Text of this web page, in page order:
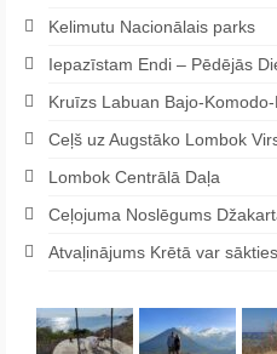
Kelimutu Nacionālais parks
Iepazīstam Endi – Pēdējās
Kruīzs Labuan Bajo-
Ceļš uz Augstāko Lombok
Lombok Centrālā Daļa
Ceļojuma Noslēgums
Atvaļinājums Krētā var